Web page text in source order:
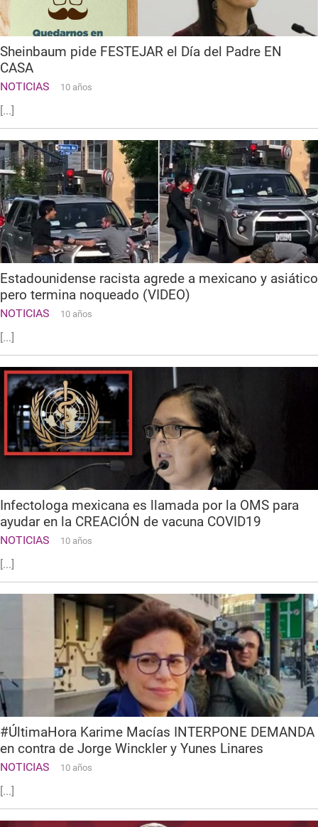
Sheinbaum pide FESTEJAR el Día del Padre EN
CASA
NOTICIAS 10 años
[...]
Estadounidense racista agrede a mexicano y asiático
pero termina noqueado (VIDEO)
NOTICIAS 10 años
[...]
Infectologa mexicana es llamada por la OMS para
ayudar en la CREACIÓN de vacuna COVID19
NOTICIAS 10 años
[...]
#ÚltimaHora Karime Macías INTERPONE DEMANDA
en contra de Jorge Winckler y Yunes Linares
NOTICIAS 10 años
[...]